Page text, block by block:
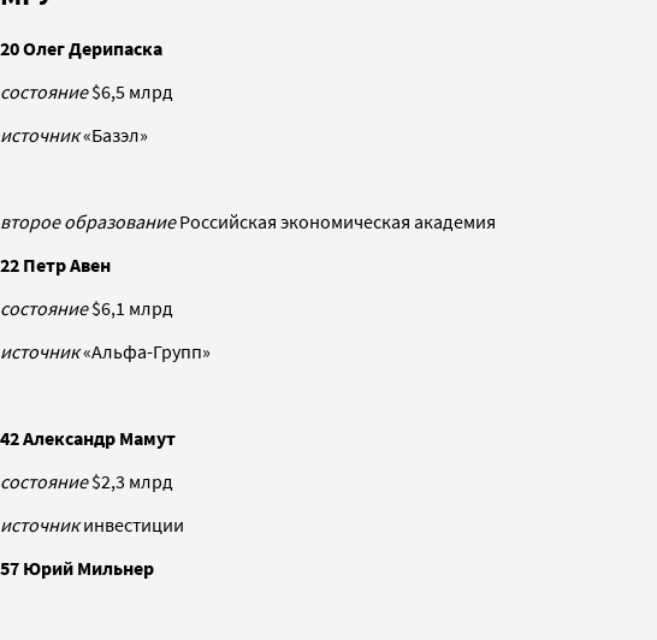
20 Олег Дерипаска
состояние$6,5 млрд
источник«Базэл»
второе образованиеРоссийская экономическая академия
22 Петр Авен
состояние$6,1 млрд
источник«Альфа-Групп»
42 Александр Мамут
состояние$2,3 млрд
источникинвестиции
57 Юрий Мильнер